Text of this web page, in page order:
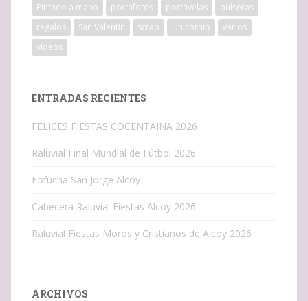
Pintado a mano
portafotos portavelas
pulseras
regalos
San Valentín scrap Unicornio
varios
vídeos
ENTRADAS RECIENTES
FELICES FIESTAS COCENTAINA 2026
Raluvial Final Mundial de Fútbol 2026
Fofucha San Jorge Alcoy
Cabecera Raluvial Fiestas Alcoy 2026
Raluvial Fiestas Moros y Cristianos de Alcoy 2026
ARCHIVOS